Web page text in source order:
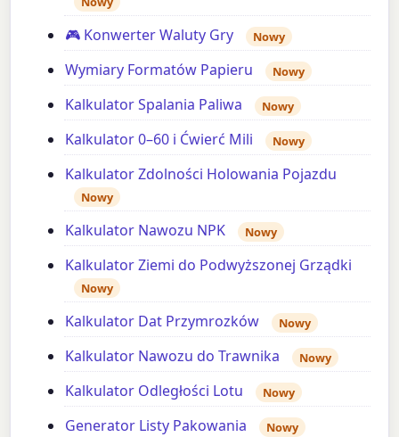
🎮 Konwerter Waluty Gry Nowy
Wymiary Formatów Papieru Nowy
Kalkulator Spalania Paliwa Nowy
Kalkulator 0–60 i Ćwierć Mili Nowy
Kalkulator Zdolności Holowania Pojazdu
Nowy
Kalkulator Nawozu NPK Nowy
Kalkulator Ziemi do Podwyższonej Grządki
Nowy
Kalkulator Dat Przymrozków Nowy
Kalkulator Nawozu do Trawnika Nowy
Kalkulator Odległości Lotu Nowy
Generator Listy Pakowania Nowy